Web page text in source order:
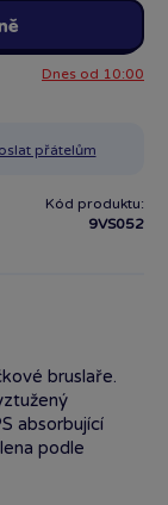
Dnes od 10:00
přátelům
Kód produktu:
9VS052
bruslaře.
absorbující
podle